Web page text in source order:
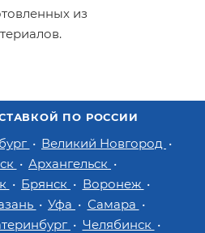
из
ПО РОССИИ
Великий Новгород
Архангельск
Брянск
Воронеж
Уфа
Самара
Челябинск